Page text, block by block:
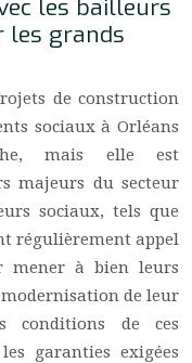
les bailleurs
les grands
de construction
sociaux à Orléans
mais elle est
majeurs du secteur
sociaux, tels que
régulièrement appel
mener à bien leurs
de leur
conditions de ces
garanties exigées